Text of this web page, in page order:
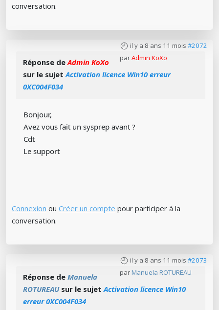
conversation.
il y a 8 ans 11 mois #2072
parAdmin KoXo
Réponse deAdmin KoXo
sur le sujetActivation licence Win10 erreur
0XC004F034
Bonjour,
Avez vous fait un sysprep avant ?
Cdt
Le support
Connexion ou Créer un compte pour participer à la
conversation.
il y a 8 ans 11 mois #2073
par Manuela ROTUREAU
Réponse de Manuela
ROTUREAUsur le sujetActivation licence Win10
erreur 0XC004F034